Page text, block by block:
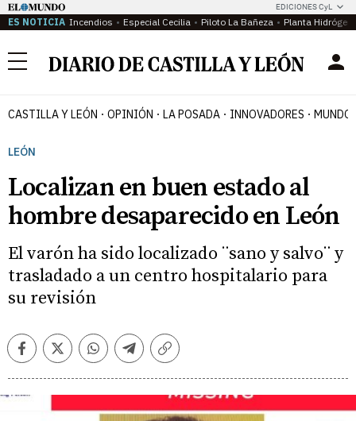
EDICIONES CyL
ES NOTICIA Incendios Especial Cecilia Piloto La Bañeza Planta
Menú
CASTILLA Y LEÓN OPINIÓN LA POSADA INNOVADORES MUNDO
LEÓN
Localizan en buen estado al
hombre desaparecido en León
El varón ha sido localizado ¨sano y salvo¨ y
trasladado a un centro hospitalario para
su revisión
FacebookTwitterWhatsappTelegramCopiar